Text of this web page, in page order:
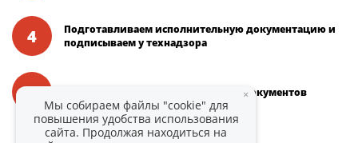
4
Подготавливаем исполнительную документацию и
подписываем у технадзора
5 Вы получаете подписанный пакет документов
×
Мы собираем файлы "cookie" для
повышения удобства использования
сайта. Продолжая находиться на